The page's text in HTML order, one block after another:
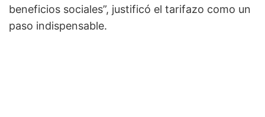
beneficios sociales”, justificó el tarifazo como un
paso indispensable.